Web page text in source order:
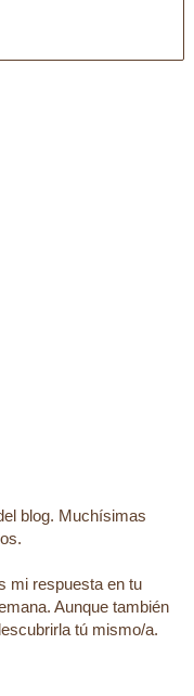
blog. Muchísimas
mi respuesta en tu
Aunque también
tú mismo/a.